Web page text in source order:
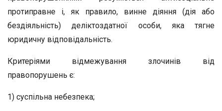
протиправне і, як правило, винне діяння (дія або
бездіяльність) деліктоздатної особи, яка тягне
юридичну відповідальність.
Критеріями відмежування злочинів від
правопорушень є:
1) суспільна небезпека;